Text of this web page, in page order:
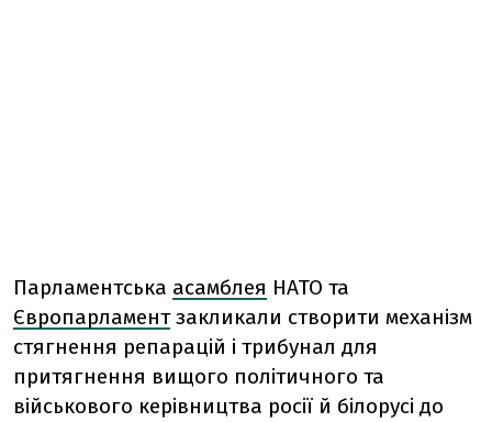
Парламентська асамблея НАТО та
Європарламентзакликали створити механізм
стягнення репарацій і трибунал для
притягнення вищого політичного та
військового керівництва росії й білорусі до